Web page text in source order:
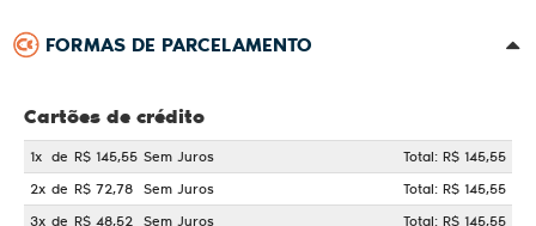
FORMAS DE PARCELAMENTO
Cartões de crédito
1x de R$ 145,55 Sem Juros
Total: R$ 145,55
2x de R$ 72,78 Sem Juros
Total: R$ 145,55
3x de R$ 48,52 Sem Juros
Total: R$ 145,55